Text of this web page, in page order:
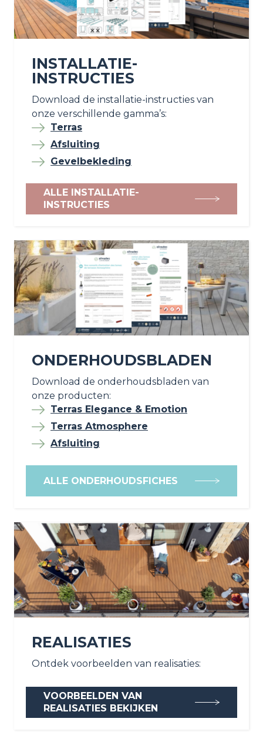
INSTALLATIE-
INSTRUCTIES
Download de installatie-instructies van
onze verschillende gamma’s:
Terras
Afsluiting
Gevelbekleding
ALLE INSTALLATIE-
INSTRUCTIES
ONDERHOUDSBLADEN
Download de onderhoudsbladen van
onze producten:
Terras Elegance & Emotion
Terras Atmosphere
Afsluiting
ALLE ONDERHOUDSFICHES
REALISATIES
Ontdek voorbeelden van realisaties:
VOORBEELDEN VAN
REALISATIES BEKIJKEN